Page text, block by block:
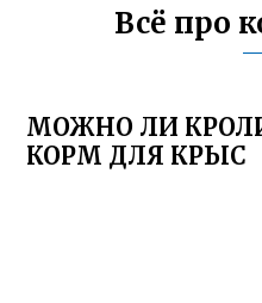
Всё про
МОЖНО ЛИ
КОРМ ДЛЯ КРЫС